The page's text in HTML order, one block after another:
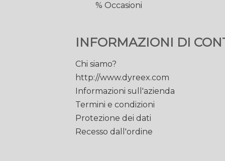
% Occasioni
INFORMAZIONI DI
Chi siamo?
http://www.dyreex.com
Informazioni sull'azienda
Termini e condizioni
Protezione dei dati
Recesso dall'ordine